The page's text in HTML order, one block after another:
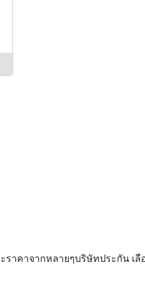
ราคาจากหลายๆบริษัทประกัน เ